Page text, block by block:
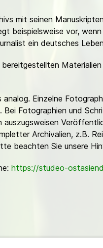
mit seinen
beispielsweise vor,
ein deutsches
analog. Einzelne
Fotographien und
auszugsweisen
Archivalien, z.B.
beachten Sie unsere
https://studeo-